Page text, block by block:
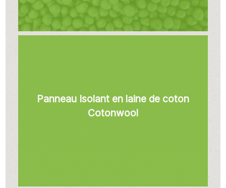
Panneau Isolant en laine de coton
Cotonwool